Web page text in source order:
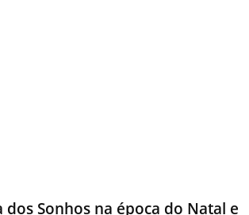
Sonhos na época do Natal e